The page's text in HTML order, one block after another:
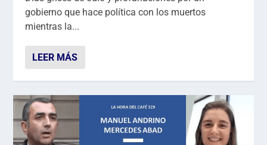
gobierno que hace política con los muertos
mientras la...
LEER MÁS